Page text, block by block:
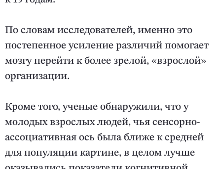
По словам исследователей, именно это
постепенное усиление различий помогает
мозгу перейти к более зрелой, «взрослой»
организации.
Кроме того, ученые обнаружили, что у
молодых взрослых людей, чья сенсорно-
ассоциативная ось была ближе к средней
для популяции картине, в целом лучше